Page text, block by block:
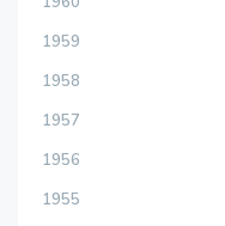
1959
1958
1957
1956
1955